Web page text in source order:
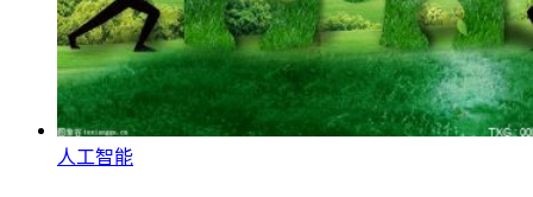
人工智能